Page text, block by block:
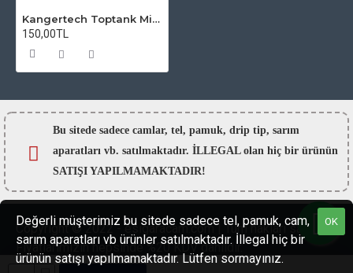
Kangertech Toptank Mini Atomizer Camı
150,00TL
Bu sitede sadece camlar, tel, pamuk, drip tip, sarım
aparatları vb. satılmaktadır. İLLEGAL olan hiç bir ürünün
SATIŞI YAPILMAMAKTADIR!
Copyright © 2022 - esigaracam.com | Tüm hakları saklıdır.
Fiyatlarımızın hepsinde %20 KDV dahildir.
OK
Değerli müşterimiz bu sitede sadece tel, pamuk, cam,
sarım aparatları vb ürünler satılmaktadır. İllegal hiç bir
ürünün satışı yapılmamaktadır. Lütfen sormayınız.